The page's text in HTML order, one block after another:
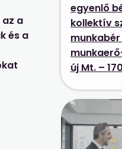
a
és a
egyenlő
kollektív
munkabér
új Mt. –